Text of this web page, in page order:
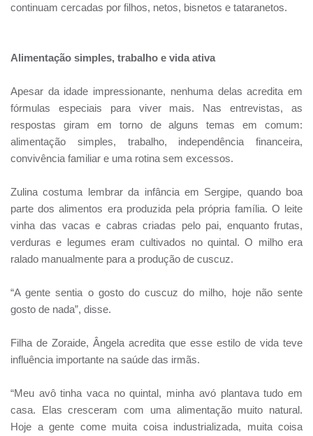
continuam cercadas por filhos, netos, bisnetos e tataranetos.
Alimentação simples, trabalho e vida ativa
Apesar da idade impressionante, nenhuma delas acredita em
fórmulas especiais para viver mais. Nas entrevistas, as
respostas giram em torno de alguns temas em comum:
alimentação simples, trabalho, independência financeira,
convivência familiar e uma rotina sem excessos.
Zulina costuma lembrar da infância em Sergipe, quando boa
parte dos alimentos era produzida pela própria família. O leite
vinha das vacas e cabras criadas pelo pai, enquanto frutas,
verduras e legumes eram cultivados no quintal. O milho era
ralado manualmente para a produção de cuscuz.
“A gente sentia o gosto do cuscuz do milho, hoje não sente
gosto de nada”, disse.
Filha de Zoraide, Ângela acredita que esse estilo de vida teve
influência importante na saúde das irmãs.
“Meu avô tinha vaca no quintal, minha avó plantava tudo em
casa. Elas cresceram com uma alimentação muito natural.
Hoje a gente come muita coisa industrializada, muita coisa